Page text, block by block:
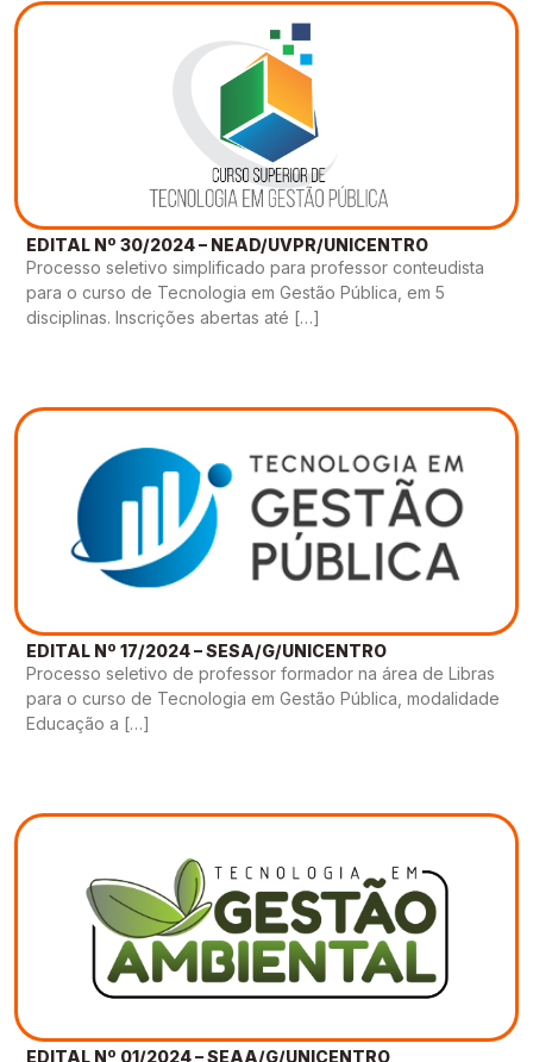
EDITAL Nº 30/2024 – NEAD/UVPR/UNICENTRO
Processo seletivo simplificado para professor conteudista
para o curso de Tecnologia em Gestão Pública, em 5
disciplinas. Inscrições abertas até […]
EDITAL Nº 17/2024 – SESA/G/UNICENTRO
Processo seletivo de professor formador na área de Libras
para o curso de Tecnologia em Gestão Pública, modalidade
Educação a […]
EDITAL Nº 01/2024 – SEAA/G/UNICENTRO